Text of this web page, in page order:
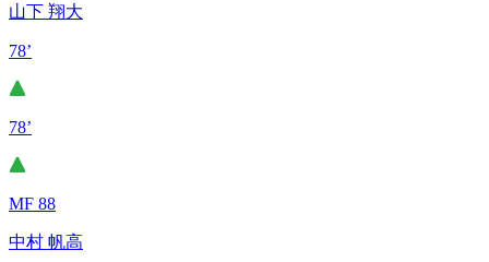
山下 翔大
78’
78’
MF 88
中村 帆高